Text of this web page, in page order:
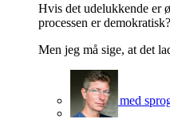
Database med
Hvis det udelukkende er
processen er
Men jeg må sige, at det